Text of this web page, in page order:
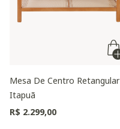
Mesa De Centro Retangular
Itapuã
R$ 2.299,00